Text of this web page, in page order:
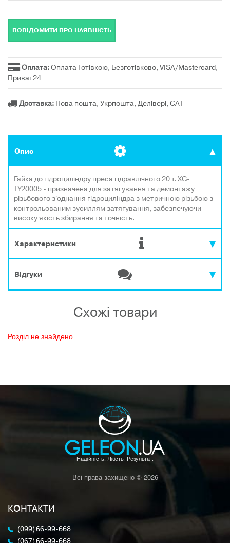
ПОВІДОМИТИ ПРО НАЯВНІСТЬ
Оплата:Оплата Готівкою, Безготівково, VISA/Mastercard,
Приват24
Доставка: Нова пошта, Укрпошта, Делівері, САТ
Опис
Гайка до гідроциліндру преса гідравлічного 20 т. XG-
TY20005 - призначена для затягування та демонтажу
різьбового з'єднання гідроциліндра з метричною різьбою з
контрольованим зусиллям затягування, забезпечуючи
високу якість збирання та точність.
Характеристики
Відгуки
Схожі товари
Розділ не знайдено
Всі права захищено © 2026
КОНТАКТИ
(099) 66-99-668